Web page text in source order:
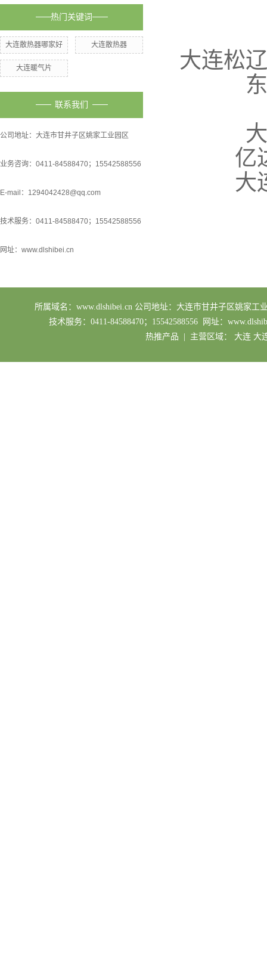
热门关键词
大连散热器哪家好 大连散热器
大连暖气片
联系我们
公司地址：大连市甘井子区姚家工业园区
业务咨询：0411-84588470；15542588556
E-mail：1294042428@qq.com
技术服务：0411-84588470；15542588556
网址：www.dlshibei.cn
大连松
亿
大
所属域名：www.dlshibei.cn 公司地址：大连市甘井子区姚家工
技术服务：0411-84588470；15542588556 网址：
热推产品 | 主营区域： 大连 大